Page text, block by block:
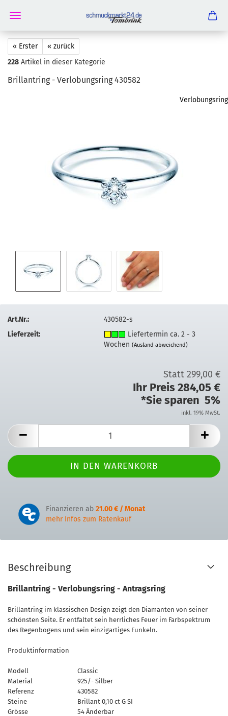
« Erster
« zurück
228 Artikel in dieser Kategorie
Bril­lant­ring - Ver­lo­bungs­ring 430582
Art.Nr.:
430582-s
Lieferzeit:
Liefertermin ca. 2 - 3
Wochen(Ausland abweichend)
Statt 299,00 €
Ihr Preis 284,05 €
*Sie sparen 5%
inkl. 19% MwSt.
Finanzieren ab 21.00 € / Monat
mehr Infos zum Ratenkauf
Beschreibung
Brillantring - Verlobungsring - Antragsring
Brillantring im klassischen Design zeigt den Diamanten von seiner
schönsten Seite. Er entfaltet sein herrliches Feuer im Farbspektrum
des Regenbogens und sein einzigartiges Funkeln.
Produktinformation
Modell
Classic
Material
925/- Silber
Referenz
430582
Steine
Brillant 0,10 ct G SI
Grösse
54 Änderbar